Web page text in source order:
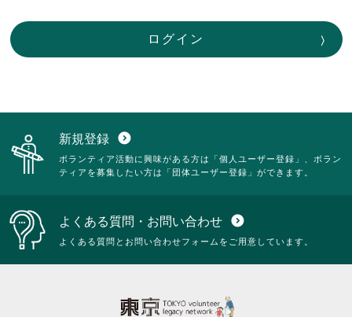
ログイン
新規登録 expand_circle_down
ボランティア活動に興味がある方は「個人ユーザー登録」、ボラン
ティアを募集したい方は「団体ユーザー登録」ができます。
よくある質問・お問い合わせ expand_circle_down
よくある質問とお問い合わせフォームをご用意しています。